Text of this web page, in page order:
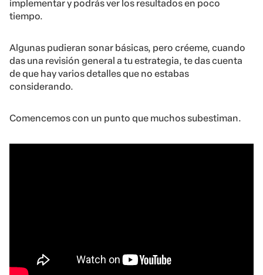
implementar y podrás ver los resultados en poco
tiempo.
Algunas pudieran sonar básicas, pero créeme, cuando
das una revisión general a tu estrategia, te das cuenta
de que hay varios detalles que no estabas
considerando.
Comencemos con un punto que muchos subestiman.